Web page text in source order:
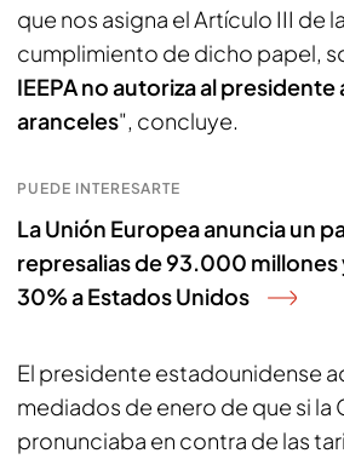
que nos asigna el Artículo III de
cumplimiento de dicho papel,
IEEPA no autoriza al
aranceles", concluye.
PUEDE INTERESARTE
La Unión Europea anuncia un
represalias de 93.000 millones
30% a Estados Unidos
El presidente estadounidense
mediados de enero de que si la
pronunciaba en contra de las